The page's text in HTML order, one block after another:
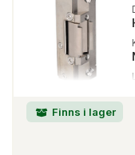
Finns i lager